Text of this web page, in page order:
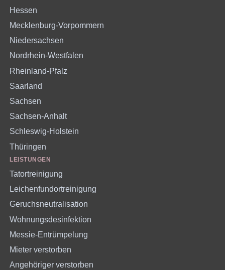
Hessen
Mecklenburg-Vorpommern
Niedersachsen
Nordrhein-Westfalen
Rheinland-Pfalz
Saarland
Sachsen
Sachsen-Anhalt
Schleswig-Holstein
Thüringen
LEISTUNGEN
Tatortreinigung
Leichenfundortreinigung
Geruchsneutralisation
Wohnungsdesinfektion
Messie-Entrümpelung
Mieter verstorben
Angehöriger verstorben